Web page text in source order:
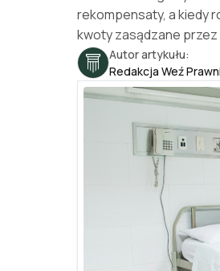
rekompensaty, a kiedy
kwoty zasądzane przez
Autor artykułu:
Redakcja Weź